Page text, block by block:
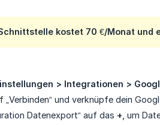
kostet 70 €/Monat und
> Integrationen >
„Verbinden“ und verknüpfe dein
Datenexport“ auf das + , um